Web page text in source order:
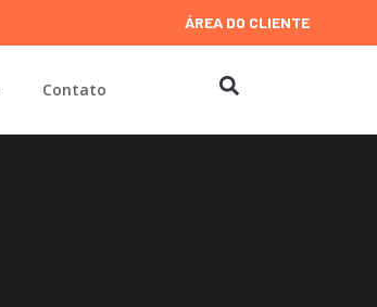
ÁREA DO CLIENTE
Contato